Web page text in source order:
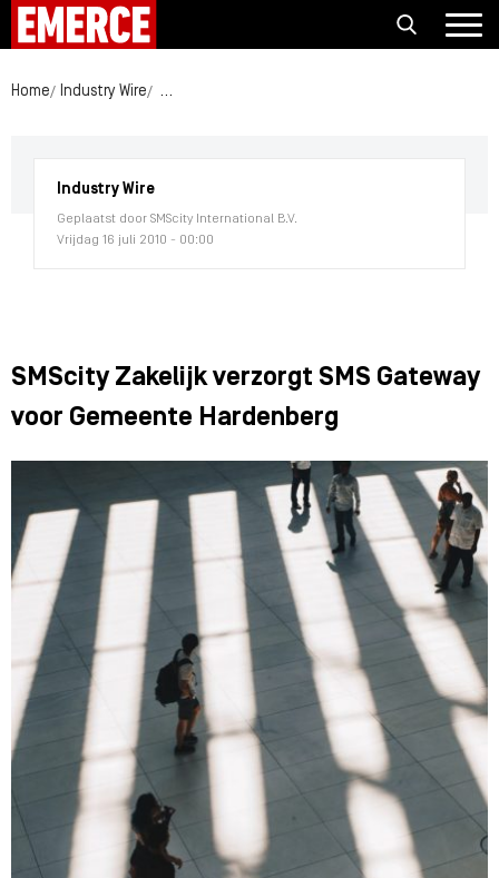
Home Industry Wire SMScity Zakelijk verzorgt SMS Gateway voor
Industry Wire
Geplaatst door SMScity International B.V.
Vrijdag 16 juli 2010 - 00:00
SMScity Zakelijk verzorgt SMS Gateway
voor Gemeente Hardenberg